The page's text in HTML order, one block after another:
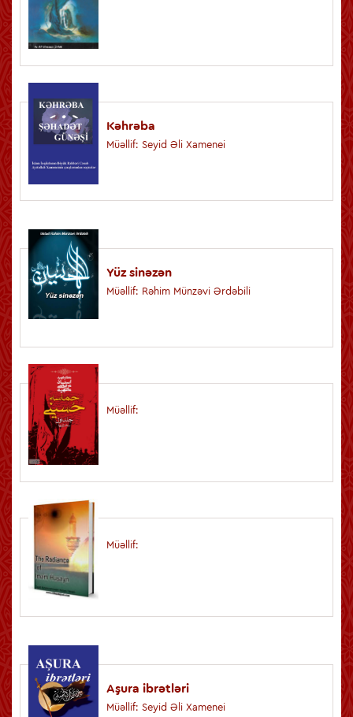
Kəhrəba
Müəllif: Seyid Əli Xamenei
Yüz sinəzən
Müəllif: Rəhim Münzəvi Ərdəbili
Müəllif:
Müəllif:
Aşura ibrətləri
Müəllif: Seyid Əli Xamenei